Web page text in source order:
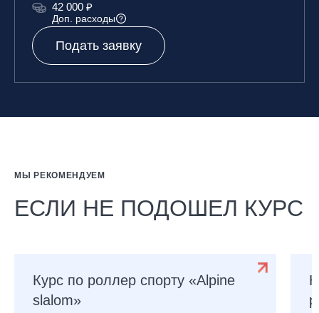
42 000 ₽
Доп. расходы
Подать заявку
МЫ РЕКОМЕНДУЕМ
ЕСЛИ НЕ ПОДОШЕЛ КУРС
Курс по роллер спорту «Alpine
slalom»